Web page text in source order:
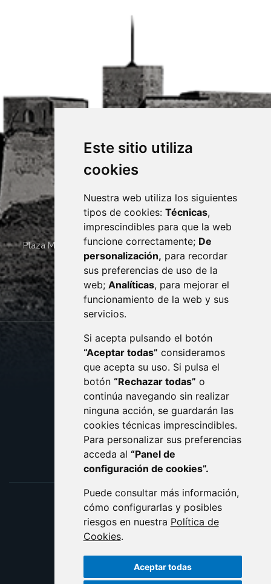
Este sitio utiliza
cookies
Nuestra web utiliza los siguientes
tipos de cookies: Técnicas,
imprescindibles para que la web
funcione correctamente; De
personalización, para recordar
sus preferencias de uso de la
web; Analíticas, para mejorar el
funcionamiento de la web y sus
servicios.
Si acepta pulsando el botón
“Aceptar todas” consideramos
que acepta su uso. Si pulsa el
botón “Rechazar todas” o
continúa navegando sin realizar
ninguna acción, se guardarán las
cookies técnicas imprescindibles.
Para personalizar sus preferencias
acceda al “Panel de
configuración de cookies”.
Puede consultar más información,
cómo configurarlas y posibles
riesgos en nuestra Política de
Cookies.
Aceptar todas
Plaza Mayor 4 22400 MONZÓN - ARAGÓN (ESPAÑA)
· (34) 974 400 700 ·
sac@monzon.es
monzon.es
CONTACTO
AVISO LEGAL
PROTECCIÓN DE DATOS
POLÍTICA DE COOKIES
ACCESIBILIDAD
ENLACE EXTERNO AL